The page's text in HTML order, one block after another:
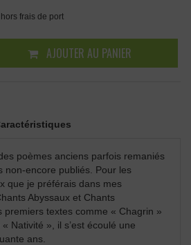
frais de port
AJOUTER AU PANIER
poèmes anciens parfois remaniés
non-encore publiés. Pour les
que je préférais dans mes
Abyssaux et Chants
premiers textes comme « Chagrin »
Nativité », il s’est écoulé une
ans.